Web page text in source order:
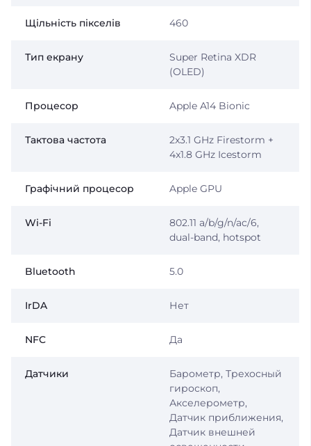
Щільність пікселів 460
Тип екрану
Super Retina XDR
(OLED)
Процесор Apple A14 Bionic
Тактова частота
2x3.1 GHz Firestorm +
4x1.8 GHz Icestorm
Графічний процесор Apple GPU
Wi-Fi
802.11 a/b/g/n/ac/6,
dual-band, hotspot
Bluetooth 5.0
IrDA Нет
NFC Да
Датчики
Барометр, Трехосный
гироскоп,
Акселерометр,
Датчик приближения,
Датчик внешней